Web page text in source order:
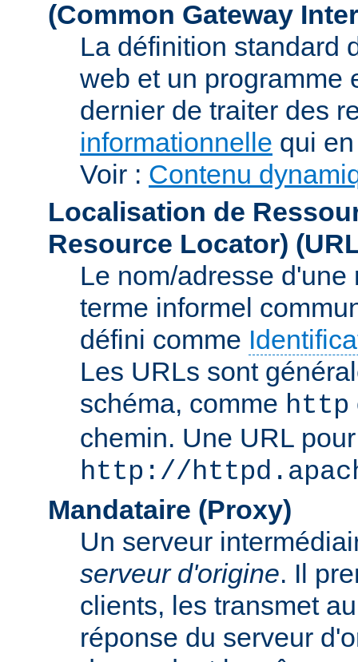
(Common Gateway
La définition standard
web et un programme
dernier de traiter des
informationnelle qui
Voir : Contenu
Localisation de
Resource Locator)
Le nom/adresse
terme informel
défini comme
Les URLs sont
schéma, comme http
chemin. Une URL
http://
Mandataire (Proxy)
Un serveur
serveur d'origine. Il
clients, les transmet
réponse du serveur